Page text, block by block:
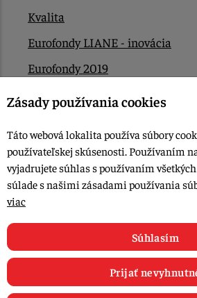
Kvalita
Eurofondy LIANE - inovácia
Eurofondy 2019
Eurofondy 2022/2023
Kontakt
© 2015-2026, LIANA GOLIAŠ s.r.o. všetky
Upraviť nastavenia Cookies
Zásady používania cookies
Táto webová lokalita používa súbory
používateľskej skúsenosti. Používaním
vyjadrujete súhlas s používaním
súlade s našimi zásadami používania
viac
Súhlasím
Prijať